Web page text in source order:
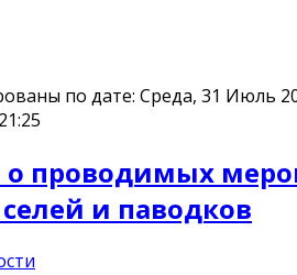
по дате: Среда, 31 Июль
проводимых
и паводков